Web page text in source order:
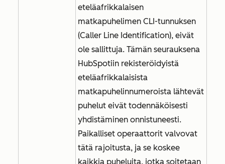
eteläafrikkalaisen
matkapuhelimen CLI-tunnuksen
(Caller Line Identification), eivät
ole sallittuja. Tämän seurauksena
HubSpotiin rekisteröidyistä
eteläafrikkalaisista
matkapuhelinnumeroista lähtevät
puhelut eivät todennäköisesti
yhdistäminen onnistuneesti.
Paikalliset operaattorit valvovat
tätä rajoitusta, ja se koskee
kaikkia puheluita, jotka soitetaan